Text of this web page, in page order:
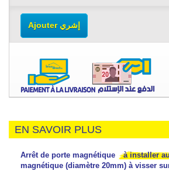
Ajouter إشري
EN SAVOIR PLUS
Arrêt de porte magnétique à installer
magnétique (diamètre 20mm) à visser